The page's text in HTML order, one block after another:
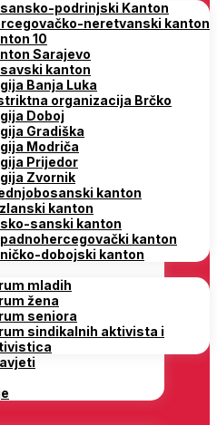
podrinjski Kanton
neretvanski kanton
10
Sarajevo
kanton
Banja Luka
organizacija Brčko
Doboj
Gradiška
Modriča
Prijedor
Zvornik
kanton
kanton
sanski kanton
kanton
dobojski kanton
mladih
žena
seniora
sindikalnih aktivista i